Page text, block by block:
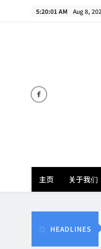
5:20:01 AM Aug 8,
主页 关于我们
HEADLINES
MBEW 2026 Unites